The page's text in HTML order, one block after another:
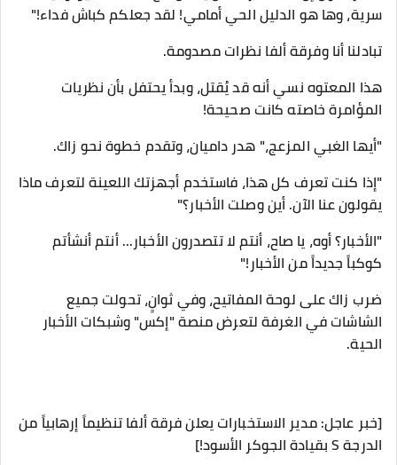
سرية، وها هو الدليل الحي أمامي! لقد جعلكم كباش فداء!"
​تبادلنا أنا وفرقة ألفا نظرات مصدومة.
هذا المعتوه نسي أنه قد يُقتل، وبدأ يحتفل بأن نظريات
المؤامرة خاصته كانت صحيحة!
​"أيها الغبي المزعج،" هدر داميان، وتقدم خطوة نحو زاك.
"إذا كنت تعرف كل هذا، فاستخدم أجهزتك اللعينة لتعرف ماذا
يقولون عنا الآن. أين وصلت الأخبار؟"
​"الأخبار؟ أوه، يا صاح، أنتم لا تتصدرون الأخبار... أنتم أنشأتم
كوكباً جديداً من الأخبار!"
​ضرب زاك على لوحة المفاتيح، وفي ثوانٍ، تحولت جميع
الشاشات في الغرفة لتعرض منصة "إكس" وشبكات الأخبار
الحية.
​[خبر عاجل: مدير الاستخبارات يعلن فرقة ألفا تنظيماً إرهابياً من
الدرجة S بقيادة الجوكر الأسود!]